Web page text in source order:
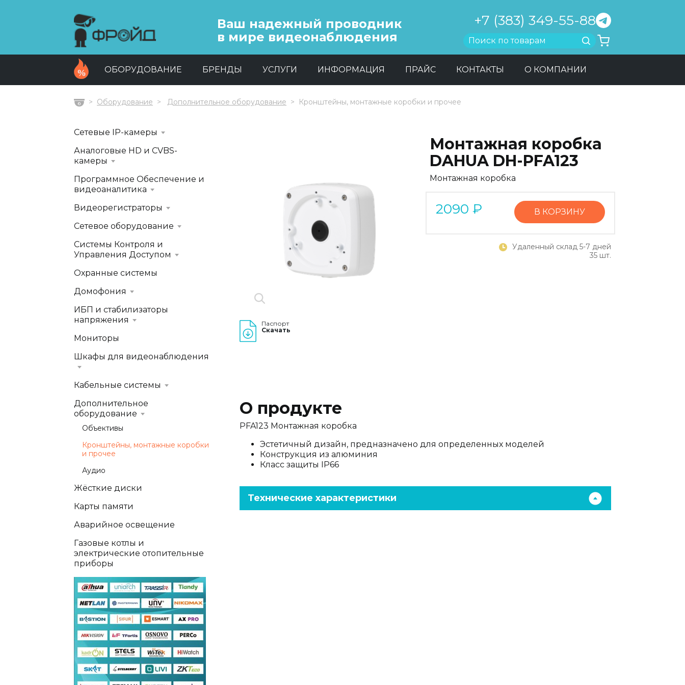
Ваш надежный проводник
в мире видеонаблюдения
+7 (383) 349-55-88
Найти
ОБОРУДОВАНИЕ БРЕНДЫ УСЛУГИ ИНФОРМАЦИЯ ПРАЙС КОНТАКТЫ О КОМПАНИИ
ГлавнаяОборудование Дополнительное оборудование Кронштейны, монтажные коробки и прочее
Паспорт
Скачать
Монтажная коробка
DAHUA DH-PFA123
Монтажная коробка
2090 ₽ В КОРЗИНУ
Удаленный склад 5-7 дней
35 шт.
О продукте
PFA123 Монтажная коробка
Эстетичный дизайн, предназначено для определенных моделей
Конструкция из алюминия
Класс защиты IP66
Технические характеристики
Сетевые IP-камеры
Аналоговые HD и CVBS-
камеры
Программное Обеспечение и
видеоаналитика
Видеорегистраторы
Сетевое оборудование
Системы Контроля и
Управления Доступом
Охранные системы
Домофония
ИБП и стабилизаторы
напряжения
Мониторы
Шкафы для видеонаблюдения
Кабельные системы
Дополнительное
оборудование
Объективы
Кронштейны, монтажные коробки
и прочее
Аудио
Жёсткие диски
Карты памяти
Аварийное освещение
Газовые котлы и
электрические отопительные
приборы